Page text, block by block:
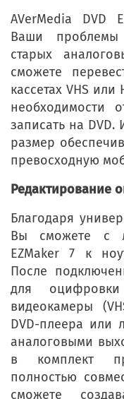
AVerMedia DVD
Ваши
старых
сможете
кассетах VHS
необходимости
записать на
размер
превосходную
Редактирование
Благодаря
Вы сможете с
EZMaker 7 к
После
для
видеокамеры
DVD-плеера или
аналоговыми
в комплект
полностью
сможете